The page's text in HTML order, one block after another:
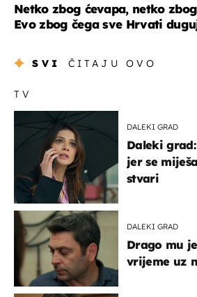
Netko zbog ćevapa, netko
Evo zbog čega sve Hrvati
SVI ČITAJU OVO
TV
DALEKI GRAD
Daleki
jer se
stvari
DALEKI GRAD
Drago mu
vrijeme uz